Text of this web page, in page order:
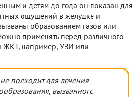
и детям до года он показан для
ощущений в желудке и
образованием газов или
применять перед различного
ЖКТ, например, УЗИ или
подходит для лечения
вызванного